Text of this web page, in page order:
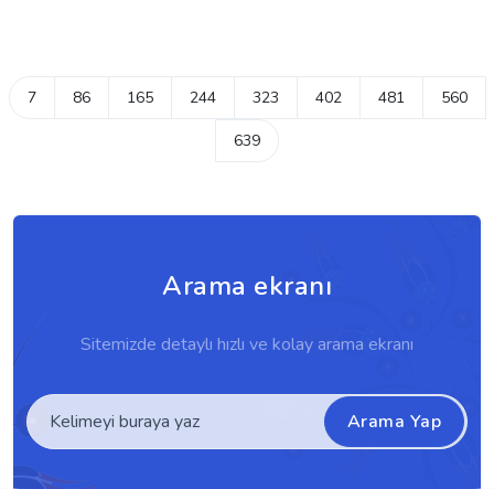
7 86 165 244 323 402 481 560
639
Arama ekranı
Sitemizde detaylı hızlı ve kolay arama ekranı
Arama Yap